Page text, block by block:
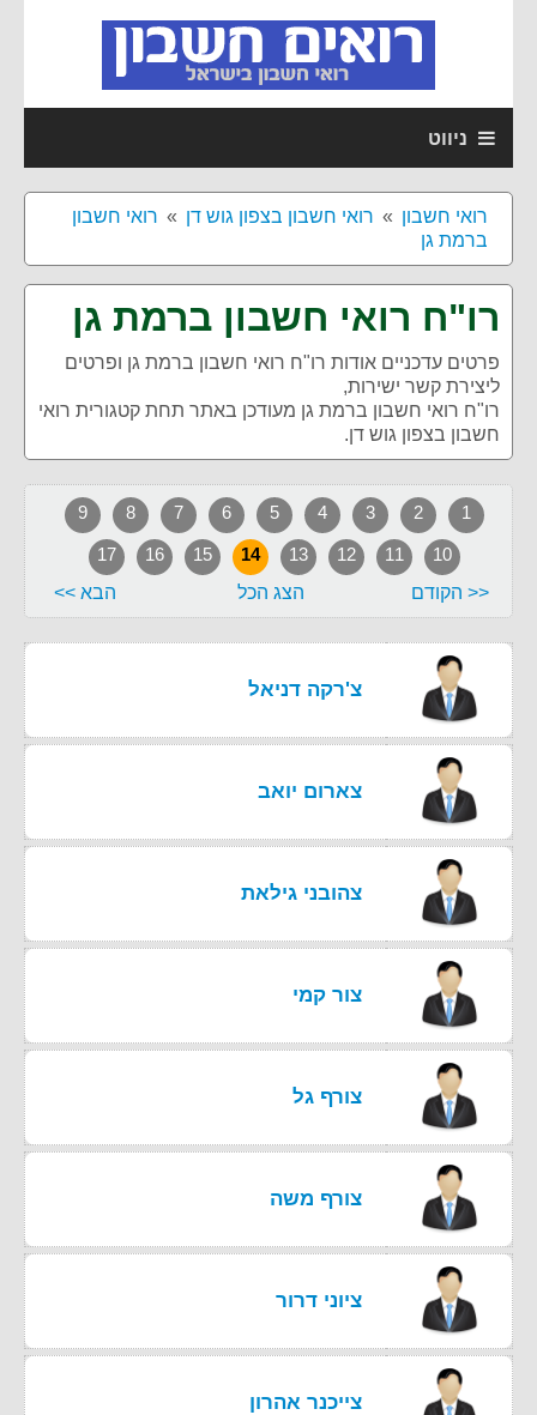
ניווט
רואי חשבון רואי חשבון בצפון גוש דן
רואי חשבון
ברמת גן
רו"ח רואי חשבון ברמת גן
פרטים עדכניים אודות רו"ח רואי חשבון ברמת גן ופרטים
ליצירת קשר ישירות,
רו"ח רואי חשבון ברמת גן מעודכן באתר תחת קטגורית רואי
חשבון בצפון גוש דן.
1
2
3
4
5
6
7
8
9
10
11
12
13
14
15
16
17
<< הקודם
הבא >> הצג הכל
צ'רקה דניאל
צארום יואב
צהובני גילאת
צור קמי
צורף גל
צורף משה
ציוני דרור
צייכנר אהרון